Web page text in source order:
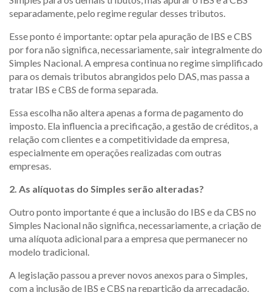
separadamente, pelo regime regular desses tributos.
Esse ponto é importante: optar pela apuração de IBS e CBS
por fora não significa, necessariamente, sair integralmente do
Simples Nacional. A empresa continua no regime simplificado
para os demais tributos abrangidos pelo DAS, mas passa a
tratar IBS e CBS de forma separada.
Essa escolha não altera apenas a forma de pagamento do
imposto. Ela influencia a precificação, a gestão de créditos, a
relação com clientes e a competitividade da empresa,
especialmente em operações realizadas com outras
empresas.
2. As alíquotas do Simples serão alteradas?
Outro ponto importante é que a inclusão do IBS e da CBS no
Simples Nacional não significa, necessariamente, a criação de
uma alíquota adicional para a empresa que permanecer no
modelo tradicional.
A legislação passou a prever novos anexos para o Simples,
com a inclusão de IBS e CBS na repartição da arrecadação.